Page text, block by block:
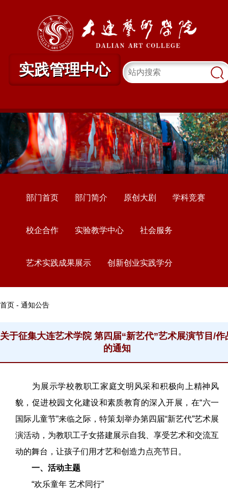
实践管理中心
部门首页 部门简介 原创大剧 学科竞赛
校企合作 实验教学中心 社会服务
艺术实践成果展示 创新创业实践学分
首页 - 通知公告
关于征集大连艺术学院 第四届“新艺代”艺术展演节目/作
的通知
为展示学校教职工家庭文明风采和积极向上精神风
貌，促进校园文化建设和素质教育的深入开展，在“六一
国际儿童节”来临之际，特策划举办第四届“新艺代”艺术展
演活动，为教职工子女搭建展示自我、享受艺术和交流互
动的舞台，让孩子们用才艺和创造力点亮节日。
一、活动主题
“欢乐童年 艺术同行”